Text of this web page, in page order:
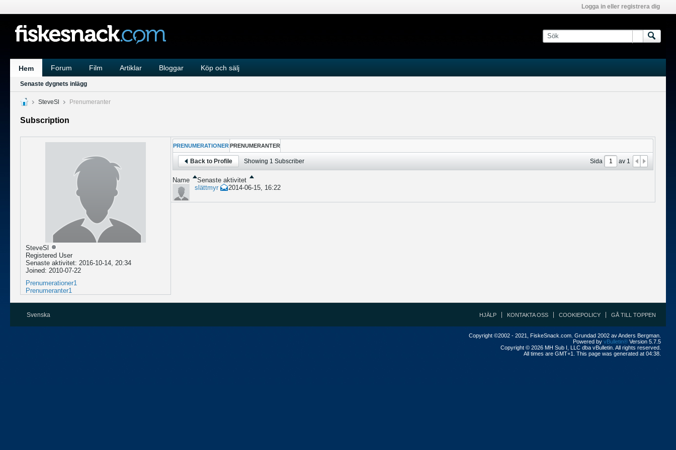
Logga in eller registrera dig
Hem Forum Film Artiklar Bloggar Köp och sälj
Senaste dygnets inlägg
SteveSl Prenumeranter
Subscription
SteveSl
Registered User
Senaste aktivitet: 2016-10-14, 20:34
Joined: 2010-07-22
Prenumerationer1
Prenumeranter1
PRENUMERATIONER PRENUMERANTER
Back to Profile Showing 1 Subscriber Sida av 1
Name
Senaste aktivitet
slättmyr
2014-06-15, 16:22
Svenska HJÄLP KONTAKTA OSS COOKIEPOLICY GÅ TILL TOPPEN
Copyright ©2002 - 2021, FiskeSnack.com. Grundad 2002 av Anders Bergman.
Powered by vBulletin® Version 5.7.5
Copyright © 2026 MH Sub I, LLC dba vBulletin. All rights reserved.
All times are GMT+1. This page was generated at 04:38.